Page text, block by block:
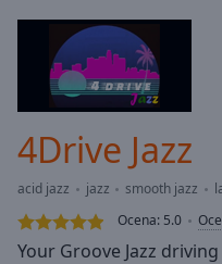
Forward
Current
Loaded:
0.00%
Stream
4Drive Jazz
acid jazz jazz smooth jazz
Ocena: 5.0
Your Groove Jazz